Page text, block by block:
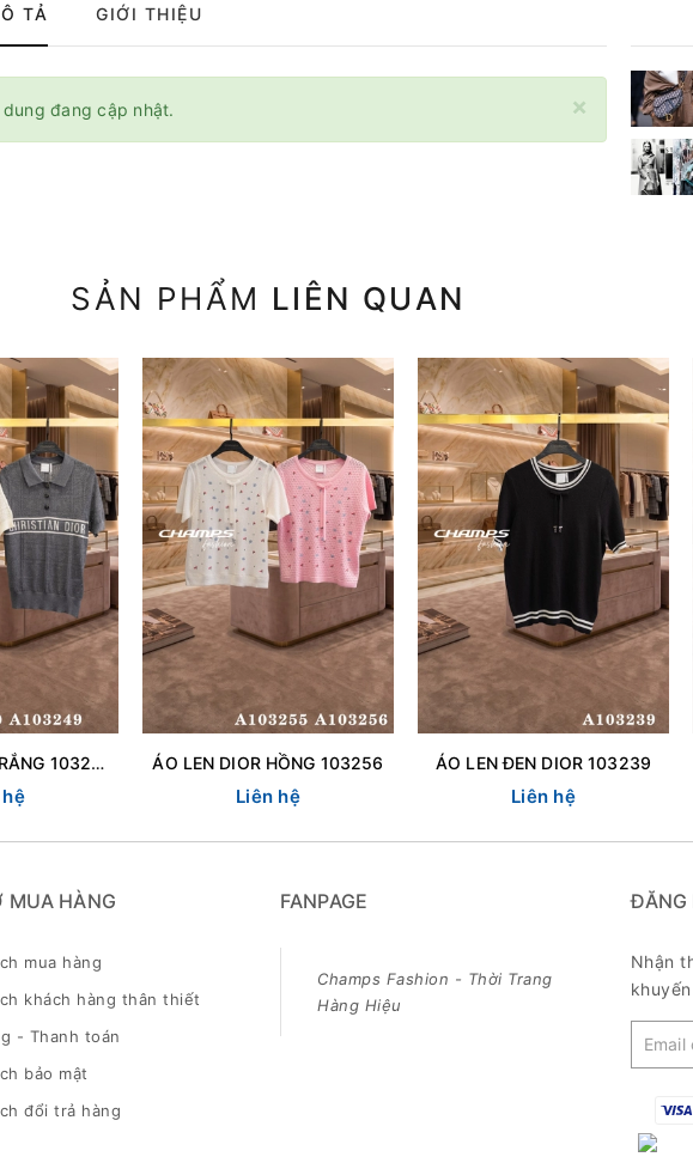
TẢ GIỚI THIỆU
×
dung đang cập nhật.
SẢN PHẨM LIÊN QUAN
ÁO LEN DIOR TRẮNG 103250 ÁO LEN DIOR HỒNG 103256
Liên hệ
ÁO LEN ĐEN DIOR 103239
Liên hệ
MUA HÀNG
mua hàng
khách hàng thân thiết
- Thanh toán
bảo mật
đổi trả hàng
FANPAGE
Champs Fashion - Thời Trang
Hàng Hiệu
ĐĂNG
Nhận